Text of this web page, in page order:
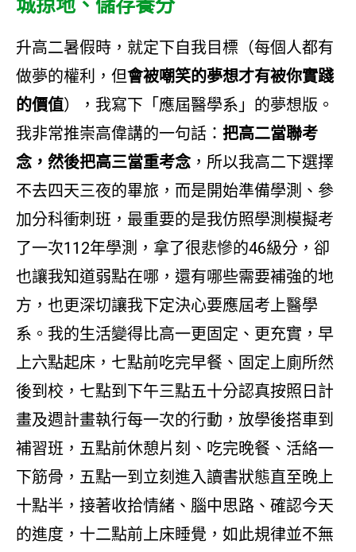
城掠地、儲存養分
升高二暑假時，就定下自我目標（每個人都有
做夢的權利，但會被嘲笑的夢想才有被你實踐
的價值），我寫下「應屆醫學系」的夢想版。
我非常推崇高偉講的一句話： 把高二當聯考
念，然後把高三當重考念，所以我高二下選擇
不去四天三夜的畢旅，而是開始準備學測、參
加分科衝刺班，最重要的是我仿照學測模擬考
了一次112年學測，拿了很悲慘的46級分，卻
也讓我知道弱點在哪，還有哪些需要補強的地
方，也更深切讓我下定決心要應屆考上醫學
系。我的生活變得比高一更固定、更充實，早
上六點起床，七點前吃完早餐、固定上廁所然
後到校，七點到下午三點五十分認真按照日計
畫及週計畫執行每一次的行動，放學後搭車到
補習班，五點前休憩片刻、吃完晚餐、活絡一
下筋骨，五點一到立刻進入讀書狀態直至晚上
十點半，接著收拾情緒、腦中思路、確認今天
的進度，十二點前上床睡覺，如此規律並不無